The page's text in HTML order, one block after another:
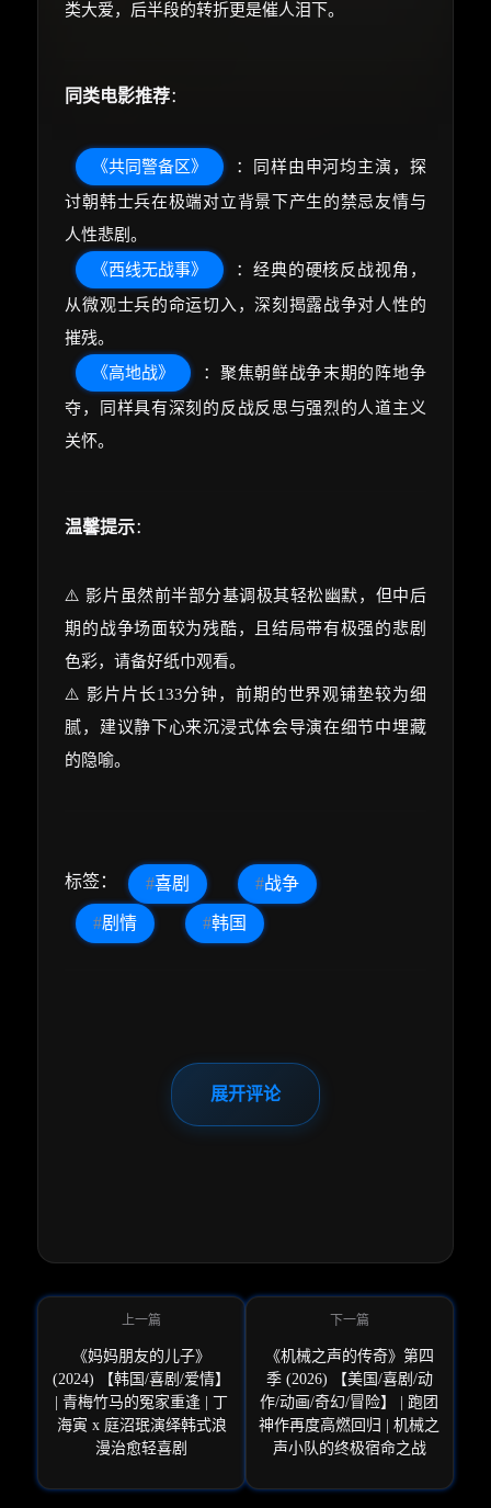
类大爱，后半段的转折更是催人泪下。
同类电影推荐：
《共同警备区》
：同样由申河均主演，探
讨朝韩士兵在极端对立背景下产生的禁忌友情与
人性悲剧。
《西线无战事》
：经典的硬核反战视角，
从微观士兵的命运切入，深刻揭露战争对人性的
摧残。
《高地战》
：聚焦朝鲜战争末期的阵地争
夺，同样具有深刻的反战反思与强烈的人道主义
关怀。
温馨提示：
⚠️ 影片虽然前半部分基调极其轻松幽默，但中后
期的战争场面较为残酷，且结局带有极强的悲剧
色彩，请备好纸巾观看。
⚠️ 影片片长133分钟，前期的世界观铺垫较为细
腻，建议静下心来沉浸式体会导演在细节中埋藏
的隐喻。
标签： #喜剧 #战争
#剧情 #韩国
展开评论
《妈妈朋友的儿子》
(2024) 【韩国/喜剧/爱情】
| 青梅竹马的冤家重逢 | 丁
海寅 x 庭沼珉演绎韩式浪
漫治愈轻喜剧
《机械之声的传奇》第四
季 (2026) 【美国/喜剧/动
作/动画/奇幻/冒险】 | 跑团
神作再度高燃回归 | 机械之
声小队的终极宿命之战